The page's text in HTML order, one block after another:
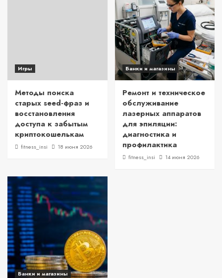
Игры
Методы поиска
старых seed-фраз и
восстановления
доступа к забытым
криптокошелькам
fitness_insi 18 июня 2026
Банки и магазины
Ремонт и техническое
обслуживание
лазерных аппаратов
для эпиляции:
диагностика и
профилактика
fitness_insi 14 июня 2026
Банки и магазины